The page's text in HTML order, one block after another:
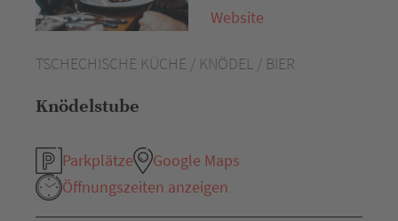
TSCHECHISCHE KÜCHE / KNÖDEL / BIER
Knödelstube
Parkplätze
Google Maps
Öffnungszeiten anzeigen
Website